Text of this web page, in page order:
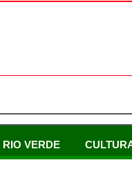
RIO VERDE